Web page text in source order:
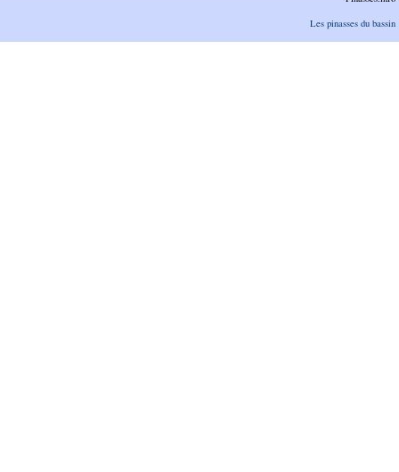
Les pinasses du bassin